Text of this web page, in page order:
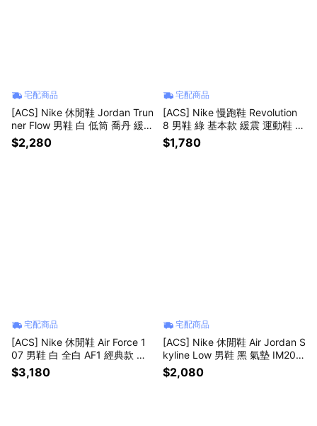
宅配商品
[ACS] Nike 休閒鞋 Jordan Trun
ner Flow 男鞋 白 低筒 喬丹 緩震
IR2281-100
$2,280
宅配商品
[ACS] Nike 慢跑鞋 Revolution
8 男鞋 綠 基本款 緩震 運動鞋 H
J9198-303
$1,780
宅配商品
[ACS] Nike 休閒鞋 Air Force 1
07 男鞋 白 全白 AF1 經典款 小
白鞋 CW2288111
$3,180
宅配商品
[ACS] Nike 休閒鞋 Air Jordan S
kyline Low 男鞋 黑 氣墊 IM205
5-101
$2,080